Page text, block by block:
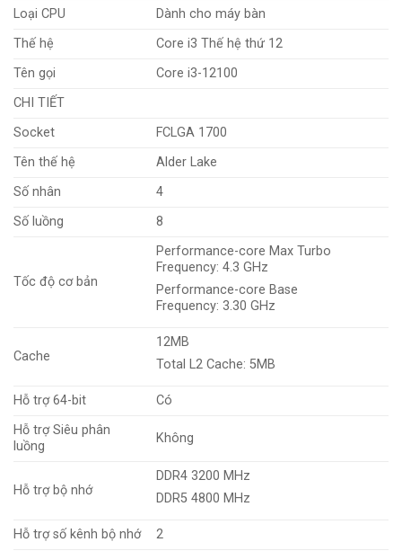
Loại CPU
Dành cho máy bàn
Thế hệ
Core i3 Thế hệ thứ 12
Tên gọi
Core i3-12100
CHI TIẾT
Socket
FCLGA 1700
Tên thế hệ
Alder Lake
Số nhân
4
Số luồng
8
Tốc độ cơ bản
Performance-core Max Turbo
Frequency: 4.3 GHz
Performance-core Base
Frequency: 3.30 GHz
Cache
12MB
Total L2 Cache: 5MB
Hỗ trợ 64-bit
Có
Hỗ trợ Siêu phân
luồng
Không
Hỗ trợ bộ nhớ
DDR4 3200 MHz
DDR5 4800 MHz
Hỗ trợ số kênh bộ nhớ
2